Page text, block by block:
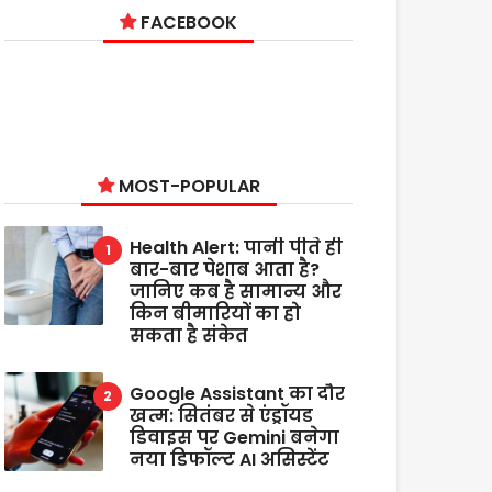
FACEBOOK
MOST-POPULAR
Health Alert: पानी पीते ही
बार-बार पेशाब आता है?
जानिए कब है सामान्य और
किन बीमारियों का हो
सकता है संकेत
Google Assistant का दौर
खत्म: सितंबर से एंड्रॉयड
डिवाइस पर Gemini बनेगा
नया डिफॉल्ट AI असिस्टेंट